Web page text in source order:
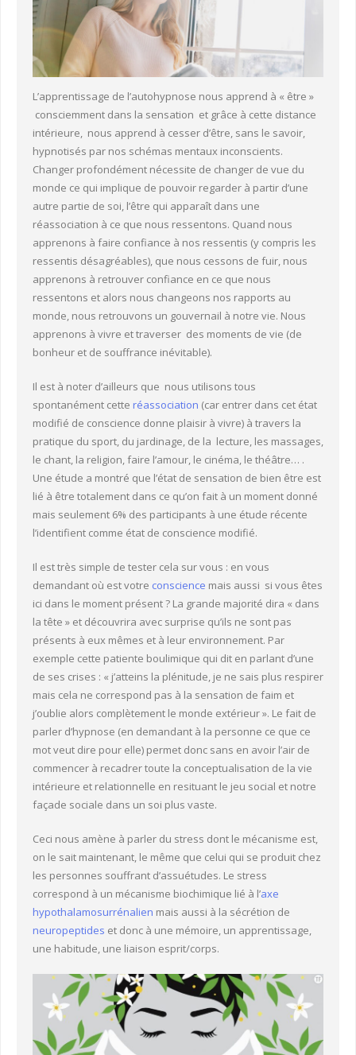
L’apprentissage de l’autohypnose nous apprend à « être »
consciemment dans la sensation et grâce à cette distance
intérieure, nous apprend à cesser d’être, sans le savoir,
hypnotisés par nos schémas mentaux inconscients.
Changer profondément nécessite de changer de vue du
monde ce qui implique de pouvoir regarder à partir d’une
autre partie de soi, l’être qui apparaît dans une
réassociation à ce que nous ressentons. Quand nous
apprenons à faire confiance à nos ressentis (y compris les
ressentis désagréables), que nous cessons de fuir, nous
apprenons à retrouver confiance en ce que nous
ressentons et alors nous changeons nos rapports au
monde, nous retrouvons un gouvernail à notre vie. Nous
apprenons à vivre et traverser des moments de vie (de
bonheur et de souffrance inévitable).
Il est à noter d’ailleurs que nous utilisons tous
spontanément cette réassociation (car entrer dans cet état
modifié de conscience donne plaisir à vivre) à travers la
pratique du sport, du jardinage, de la lecture, les massages,
le chant, la religion, faire l’amour, le cinéma, le théâtre… .
Une étude a montré que l’état de sensation de bien être est
lié à être totalement dans ce qu’on fait à un moment donné
mais seulement 6% des participants à une étude récente
l’identifient comme état de conscience modifié.
Il est très simple de tester cela sur vous : en vous
demandant où est votre conscience mais aussi si vous êtes
ici dans le moment présent ? La grande majorité dira « dans
la tête » et découvrira avec surprise qu’ils ne sont pas
présents à eux mêmes et à leur environnement. Par
exemple cette patiente boulimique qui dit en parlant d’une
de ses crises : « j’atteins la plénitude, je ne sais plus respirer
mais cela ne correspond pas à la sensation de faim et
j’oublie alors complètement le monde extérieur ». Le fait de
parler d’hypnose (en demandant à la personne ce que ce
mot veut dire pour elle) permet donc sans en avoir l’air de
commencer à recadrer toute la conceptualisation de la vie
intérieure et relationnelle en resituant le jeu social et notre
façade sociale dans un soi plus vaste.
Ceci nous amène à parler du stress dont le mécanisme est,
on le sait maintenant, le même que celui qui se produit chez
les personnes souffrant d’assuétudes. Le stress
correspond à un mécanisme biochimique lié à l’axe
hypothalamosurrénalien mais aussi à la sécrétion de
neuropeptides et donc à une mémoire, un apprentissage,
une habitude, une liaison esprit/corps.